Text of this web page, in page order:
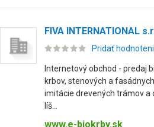
FIVA INTERNATIONAL
Pridať
Internetový obchod - predaj
krbov, stenových a
imitácie drevených trámov a
líš...
www.e-biokrby.sk